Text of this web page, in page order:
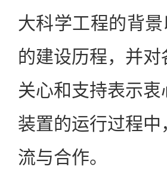
大科学工程的背
的建设历程，并
关心和支持表示
装置的运行过程
流与合作。